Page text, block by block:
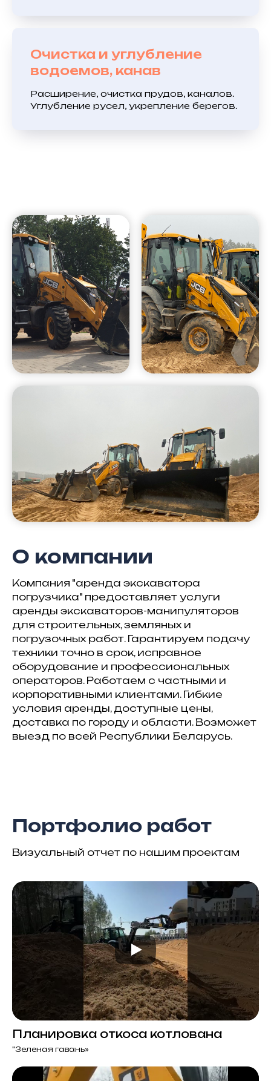
Очистка и углубление
водоемов, канав
Расширение, очистка прудов, каналов.
Углубление русел, укрепление берегов.
О компании
Компания "аренда экскаватора
погрузчика" предоставляет услуги
аренды экскаваторов-манипуляторов
для строительных, земляных и
погрузочных работ. Гарантируем подачу
техники точно в срок, исправное
оборудование и профессиональных
операторов. Работаем с частными и
корпоративными клиентами. Гибкие
условия аренды, доступные цены,
доставка по городу и области. Возможет
выезд по всей Республики Беларусь.
Портфолио работ
Визуальный отчет по нашим проектам
Планировка откоса котлована
"Зеленая гавань»